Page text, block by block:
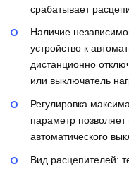
срабатывает
Наличие
устройство к
дистанционно
или выключатель
Регулировка
параметр
автоматического
Вид расцепителей: